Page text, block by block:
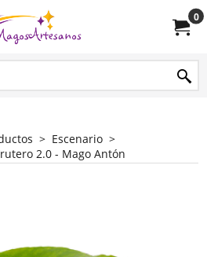
0
> Escenario >
2.0 - Mago Antón